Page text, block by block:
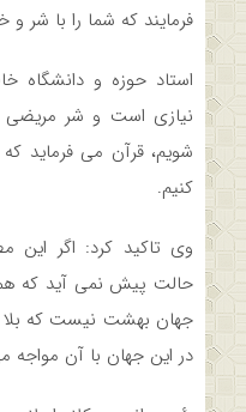
فرمایند که شما را با شر
استاد حوزه و دانشگاه
نیازی است و شر مریضی
شویم، قرآن می فرماید
کنیم.
وی تاکید کرد: اگر این
حالت پیش نمی آید که
جهان بهشت نیست که بلا
در این جهان با آن